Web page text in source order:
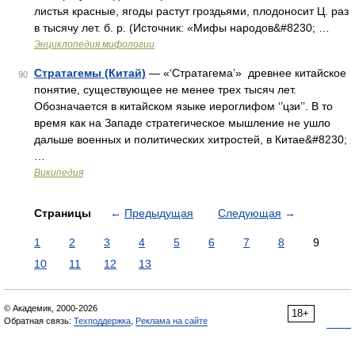
листья красные, ягоды растут гроздьями, плодоносит Ц. раз
в тысячу лет. б. р. (Источник: «Мифы народов&#8230; …
Энциклопедия мифологии
90 Стратагемы (Китай) — «‘Стратагема’» древнее китайское
понятие, существующее не менее трех тысяч лет.
Обозначается в китайском языке иероглифом ‘’цзи’’. В то
время как на Западе стратегическое мышление не ушло
дальше военных и политических хитростей, в Китае&#8230;
Википедия
Страницы ← Предыдущая Следующая →
1 2 3 4 5 6 7 8
9
10
11 12 13
18+
© Академик, 2000-2026
Обратная связь: Техподдержка Реклама на сайте